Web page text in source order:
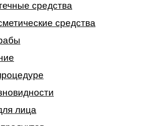
средства
средства
лица